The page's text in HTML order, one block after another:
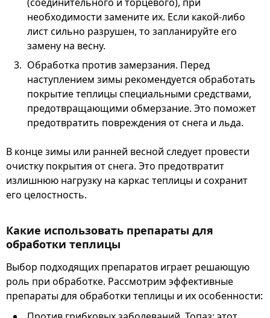
необходимости замените их. Если какой-либо
лист сильно разрушен, то запланируйте его
замену на весну.
Обработка против замерзания. Перед
наступлением зимы рекомендуется обработать
покрытие теплицы специальными средствами,
предотвращающими обмерзание. Это поможет
предотвратить повреждения от снега и льда.
В конце зимы или ранней весной следует провести
очистку покрытия от снега. Это предотвратит
излишнюю нагрузку на каркас теплицы и сохранит
его целостность.
Какие использовать препараты для
обработки теплицы
Выбор подходящих препаратов играет решающую
роль при обработке. Рассмотрим эффективные
препараты для обработки теплицы и их особенности: